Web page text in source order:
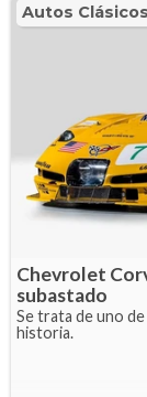
Autos Clásicos
Chevrolet
subastado
Se trata de uno
historia.